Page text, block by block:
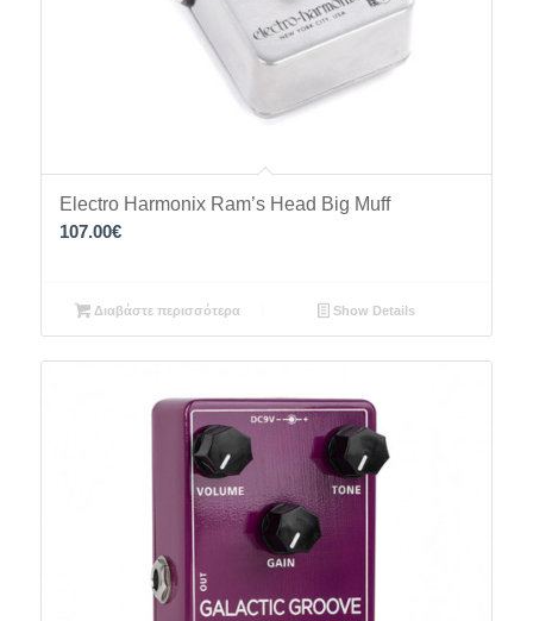
Electro Harmonix Ram’s Head Big Muff
107.00€
Διαβάστε περισσότερα Show Details